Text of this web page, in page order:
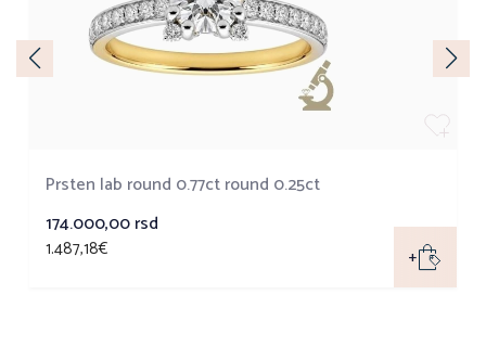
Prsten lab round 0.77ct round 0.25ct
174.000,00rsd
1.487,18€ +